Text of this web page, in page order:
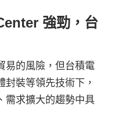
強勁，台
易的風險，但台積電
裝等領先技術下，
需求擴大的趨勢中具